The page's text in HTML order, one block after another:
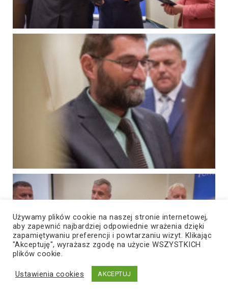
Używamy plików cookie na naszej stronie internetowej,
aby zapewnić najbardziej odpowiednie wrażenia dzięki
zapamiętywaniu preferencji i powtarzaniu wizyt. Klikając
"Akceptuję", wyrażasz zgodę na użycie WSZYSTKICH
plików cookie.
Ustawienia cookies AKCEPTUJ